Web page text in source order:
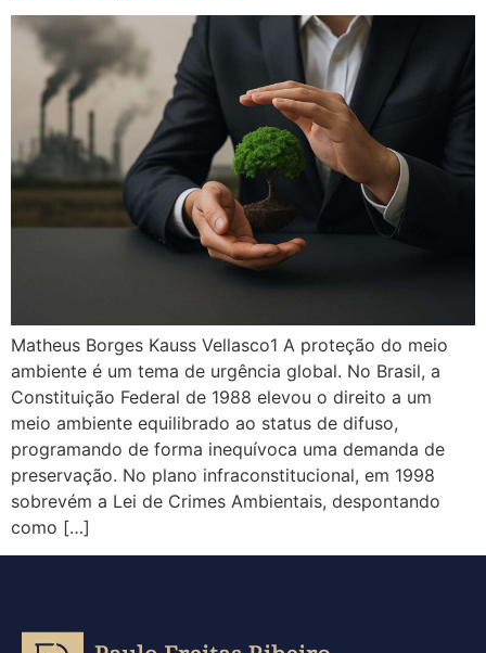
Matheus Borges Kauss Vellasco1 A proteção do meio
ambiente é um tema de urgência global. No Brasil, a
Constituição Federal de 1988 elevou o direito a um
meio ambiente equilibrado ao status de difuso,
programando de forma inequívoca uma demanda de
preservação. No plano infraconstitucional, em 1998
sobrevém a Lei de Crimes Ambientais, despontando
como […]